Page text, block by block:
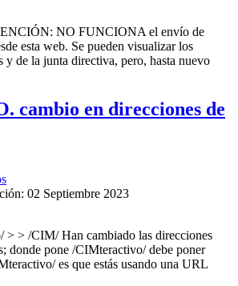
NO FUNCIONA el envío de
esta web. Se pueden visualizar los
y de la junta directiva, pero, hasta nuevo
cambio en direcciones de
02 Septiembre 2023
> /CIM/ Han cambiado las direcciones
donde pone /CIMteractivo/ debe poner
es que estás usando una URL